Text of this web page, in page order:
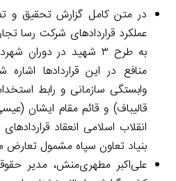
در متن کامل گزارش تحقیق و
عملکرد قراردادهای شرکت رسا
به طرح ۳ شهید در دوران
منافع در این قراردادها
وابستگی سازمانی و رابط
قالیباف) و قائم مقام ایشان
انقلاب اسلامی انعقاد
بنیاد تعاون سپاه مشمول تعارض
علی‌اکبر مطهری‌منش، مدیر